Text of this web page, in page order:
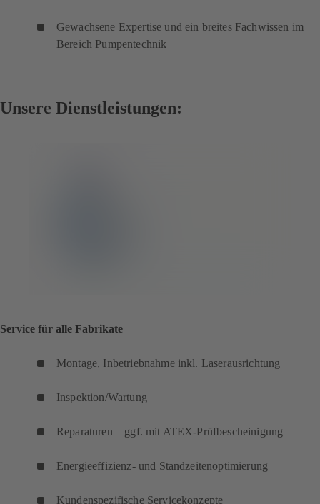
Gewachsene Expertise und ein breites Fachwissen im
Bereich Pumpentechnik
Unsere Dienstleistungen:
Service für alle Fabrikate
Montage, Inbetriebnahme inkl. Laserausrichtung
Inspektion/Wartung
Reparaturen – ggf. mit ATEX-Prüfbescheinigung
Energieeffizienz- und Standzeitenoptimierung
Kundenspezifische Servicekonzepte